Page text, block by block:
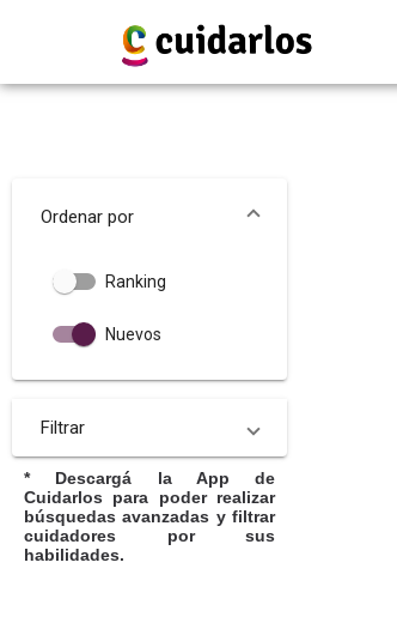
Ordenar por
Ranking
Nuevos
Filtrar
* Descargá la App de
Cuidarlos para poder realizar
búsquedas avanzadas y filtrar
cuidadores por sus
habilidades.